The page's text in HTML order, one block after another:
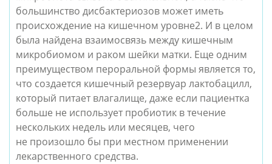
большинство дисбактериозов может иметь
происхождение на кишечном уровне2. И в целом
была найдена взаимосвязь между кишечным
микробиомом и раком шейки матки. Еще одним
преимуществом пероральной формы является то,
что создается кишечный резервуар лактобацилл,
который питает влагалище, даже если пациентка
больше не использует пробиотик в течение
нескольких недель или месяцев, чего
не произошло бы при местном применении
лекарственного средства.